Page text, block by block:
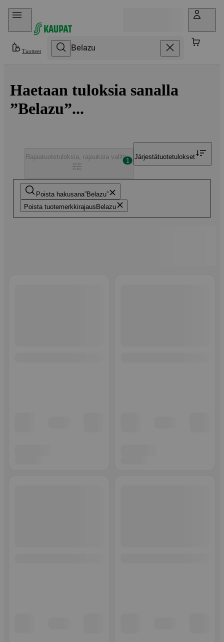
Hyppää sisältöön
Tuotteet
Haetaan tuloksia sanalla
”Belazu”...
Poista hakusana Belazu
Poista tuotemerkkirajaus Belazu
Rajaatuotetuloksia, rajauksia valittu
1
Järjestätuotetulokset